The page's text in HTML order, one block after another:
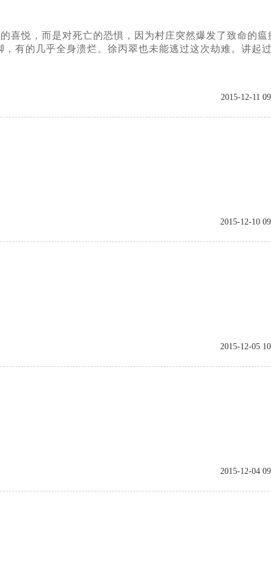
喜悦，而是对死亡的恐惧，因为村庄突然爆发了致命的瘟
有的几乎全身溃烂。徐丙翠也未能逃过这次劫难。讲起
2015-12-11
2015-12-10
2015-12-05
2015-12-04